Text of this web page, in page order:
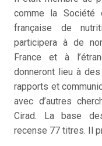
comme la Société
française de
participera à de
France et à
donneront lieu à
rapports et
avec d’autres
Cirad. La base
recense 77 titres. Il